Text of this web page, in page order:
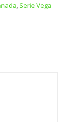
, Serie Vega